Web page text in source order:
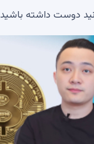
دوست داشته باشید